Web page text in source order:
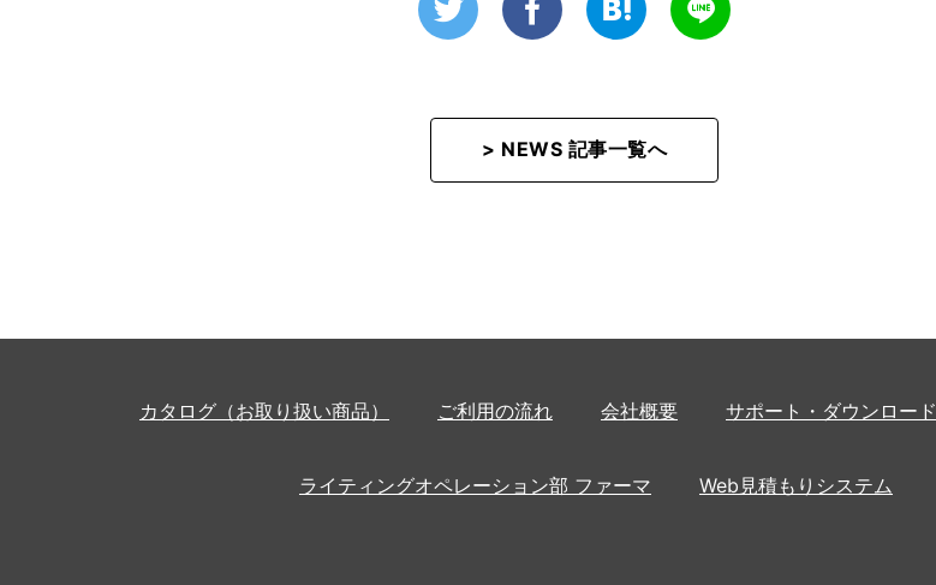
> NEWS 記事一覧へ
カタログ（お取り扱い商品） ご利用の流れ 会社概要 サポート・ダウンロード
ライティングオペレーション部 ファーマ Web見積もりシステム